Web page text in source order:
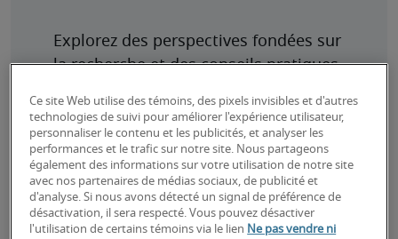
Explorez des perspectives fondées sur
la recherche et des conseils pratiques
naviguer dans les tendances
émergentes en matière de talents
technologiques, à embaucher des
professionnels qualifiés en
technologie et à bâtir des équipes
capables de stimuler l’innovation et la
Ce site Web utilise des témoins, des pixels invisibles et d'autres
technologies de suivi pour améliorer l'expérience utilisateur,
personnaliser le contenu et les publicités, et analyser les
performances et le trafic sur notre site. Nous partageons
également des informations sur votre utilisation de notre site
avec nos partenaires de médias sociaux, de publicité et
d'analyse. Si nous avons détecté un signal de préférence de
désactivation, il sera respecté. Vous pouvez désactiver
l'utilisation de certains témoins via le lien Ne pas vendre ni